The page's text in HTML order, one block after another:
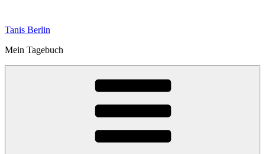
springen
Tanis Berlin
Mein Tagebuch